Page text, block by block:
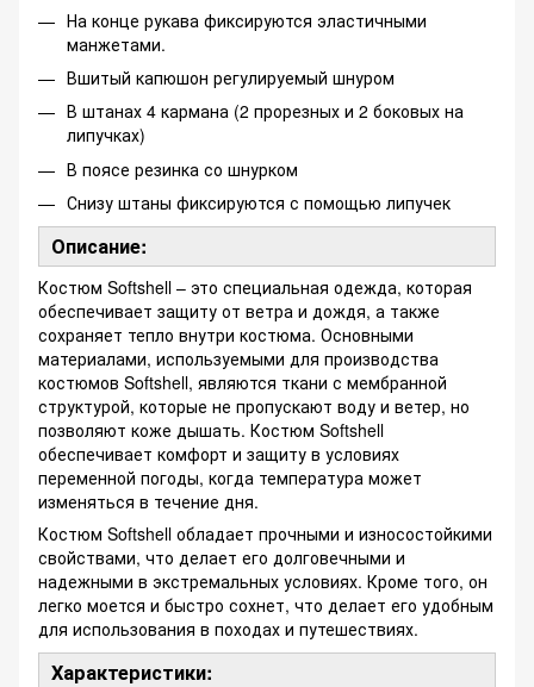
На конце рукава фиксируются эластичными
манжетами.
Вшитый капюшон регулируемый шнуром
В штанах 4 кармана (2 прорезных и 2 боковых на
липучках)
В поясе резинка со шнурком
Снизу штаны фиксируются с помощью липучек
Описание:
Костюм Softshell – это специальная одежда, которая
обеспечивает защиту от ветра и дождя, а также
сохраняет тепло внутри костюма. Основными
материалами, используемыми для производства
костюмов Softshell, являются ткани с мембранной
структурой, которые не пропускают воду и ветер, но
позволяют коже дышать. Костюм Softshell
обеспечивает комфорт и защиту в условиях
переменной погоды, когда температура может
изменяться в течение дня.
Костюм Softshell обладает прочными и износостойкими
свойствами, что делает его долговечными и
надежными в экстремальных условиях. Кроме того, он
легко моется и быстро сохнет, что делает его удобным
для использования в походах и путешествиях.
Характеристики: